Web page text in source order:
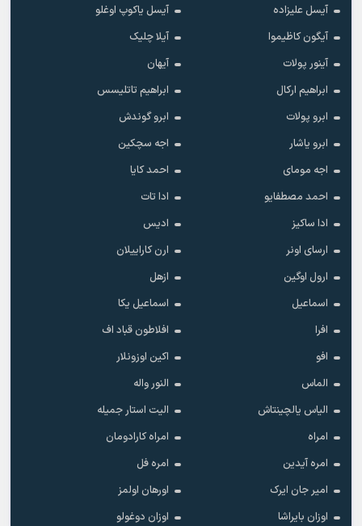
آیسل علیزاده
آیسل یاکوپ اوغلو
آیگون کاظیموا
آیلا چلیک
آینور پولات
آیهان
ابراهیم ارکال
ابراهیم تاتلیسس
ابرو پولات
ابرو گوندش
ابرو یاشار
اجه سچکین
اجه مومای
احمد کایا
احمد مصطفایو
ادا تات
ادا ساکیز
ادیس
ارسای اونر
ارن کاراییلان
ارول اوگین
ازهل
اسماعیل
اسماعیل یکا
افرا
افلاطون قباد اف
افو
اکین اوزونلار
الماس
النور واله
الیاس یالچینتاش
الیت استار جمیله
امراه
امراه کارادومان
امره آیدین
امره فل
امیر جان ایرک
اورهان اولمز
اوزان بایراشا
اوزان دوغولو